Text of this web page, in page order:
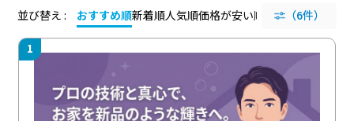
並び替え :
おすすめ順新着順人気順価格が安い順 評価が高い順
（6件）
1